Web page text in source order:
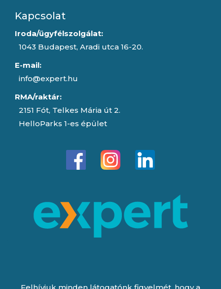
Kapcsolat
Iroda/ügyfélszolgálat:
1043 Budapest, Aradi utca 16-20.
E-mail:
info@expert.hu
RMA/raktár:
2151 Fót, Telkes Mária út 2.
HelloParks 1-es épület